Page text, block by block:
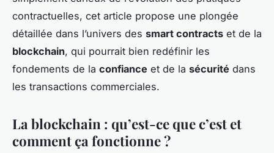
contractuelles, cet article propose une plongée
détaillée dans l’univers des smart contracts et de la
blockchain, qui pourrait bien redéfinir les
fondements de la confiance et de la sécurité dans
les transactions commerciales.
La blockchain : qu’est-ce que c’est et
comment ça fonctionne ?